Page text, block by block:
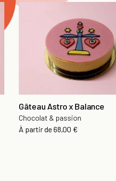
Gâteau Astro x Balance
Chocolat & passion
À partir de68,00 €